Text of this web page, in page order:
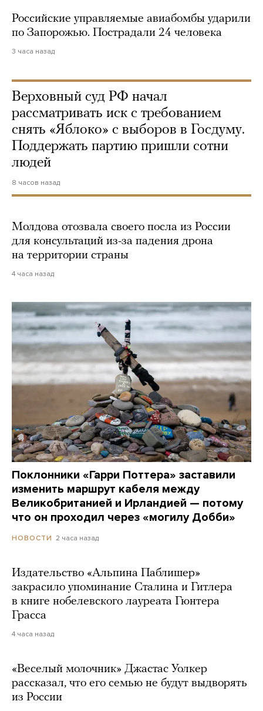
Российские управляемые авиабомбы ударили
по Запорожью. Пострадали 24 человека
3 часа назад
Верховный суд РФ начал
рассматривать иск с требованием
снять «Яблоко» с выборов в Госдуму.
Поддержать партию пришли сотни
людей
8 часов назад
Молдова отозвала своего посла из России
для консультаций из-за падения дрона
на территории страны
4 часа назад
Поклонники «Гарри Поттера» заставили
изменить маршрут кабеля между
Великобританией и Ирландией — потому
что он проходил через «могилу Добби»
НОВОСТИ 2 часа назад
Издательство «Альпина Паблишер»
закрасило упоминание Сталина и Гитлера
в книге нобелевского лауреата Гюнтера
Грасса
4 часа назад
«Веселый молочник» Джастас Уолкер
рассказал, что его семью не будут выдворять
из России